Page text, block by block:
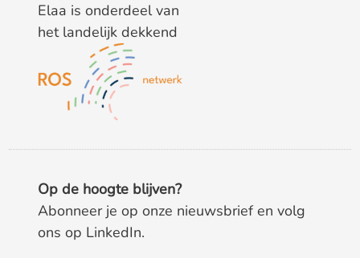
Elaa is onderdeel van
het landelijk dekkend
Op de hoogte blijven?
Abonneer je op onze nieuwsbrief en volg
ons op LinkedIn.